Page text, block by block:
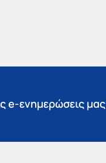
e-ενημερώσεις μας